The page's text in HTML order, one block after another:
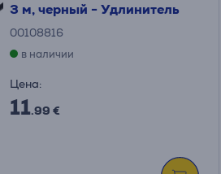
3 м, черный - Удлинитель
00108816
в наличии
Цена:
11.99 €